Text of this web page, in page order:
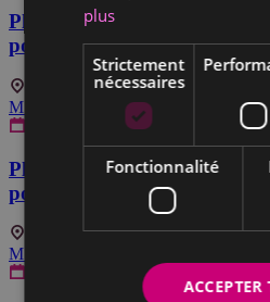
Planification successorale :
pour préserver demain
M’inscrire
18:30
Planification successorale :
pour préserver demain
Ham-sur-Heure-Nalinnes
M’inscrire
1 septembre 2026
plus
Strictement
nécessaires
Fonctionnalité
ACCEPTER